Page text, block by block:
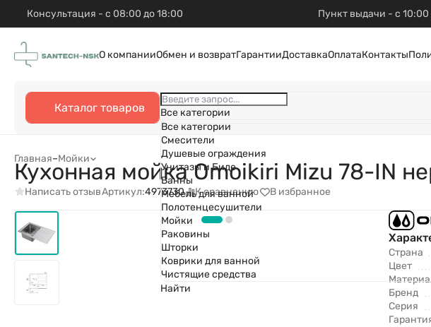
Консультация - с 08:00 до 18:00 Пункт выдачи - с
О компанииОбмен и возвратГарантииДоставкаОплатаКонтакты
Каталог товаров
Все категории
Все категории
Смесители
Душевые ограждения
Унитазы и Биде
Ванны
Мебель для ванной
Полотенцесушители
Мойки
Раковины
Шторки
Коврики для ванной
Чистящие средства
Найти
Главная–Мойки
Кухонная мойка Omoikiri Mizu 78-IN
Написать отзывАртикул:4973730 К сравнению В избранное
Страна
Цвет
Бренд
Серия